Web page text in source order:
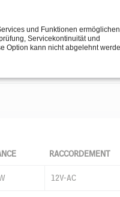
RACCORDEMENT
12V-AC
und Funktionen
Servicekontinuität und
Option kann nicht abgelehnt